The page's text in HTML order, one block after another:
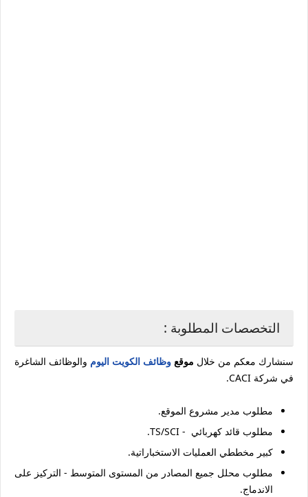
التخصصات المطلوبة :
سنشارك معكم من خلال موقع وظائف الكويت اليوم والوظائف الشاغرة
في شركة CACI.
مطلوب مدير مشروع الموقع.
مطلوب قائد كهربائي - TS/SCI.
كبير مخططي العمليات الاستخباراتية.
مطلوب محلل جميع المصادر من المستوى المتوسط - التركيز على
الاندماج.